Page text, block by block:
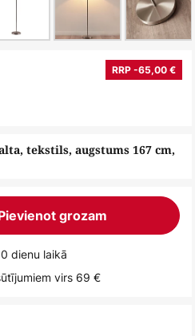
tekstils, augstums 167 cm,
RRP -65,00 €
grozam
dienu laikā
virs 69 €